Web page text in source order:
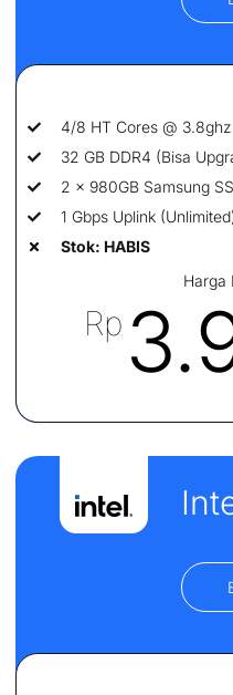
4/8 HT Cores @ 3.8ghz
32 GB DDR4 (Bisa
2 x 980GB Samsung
1 Gbps Uplink
Stok: HABIS
Harga
Rp